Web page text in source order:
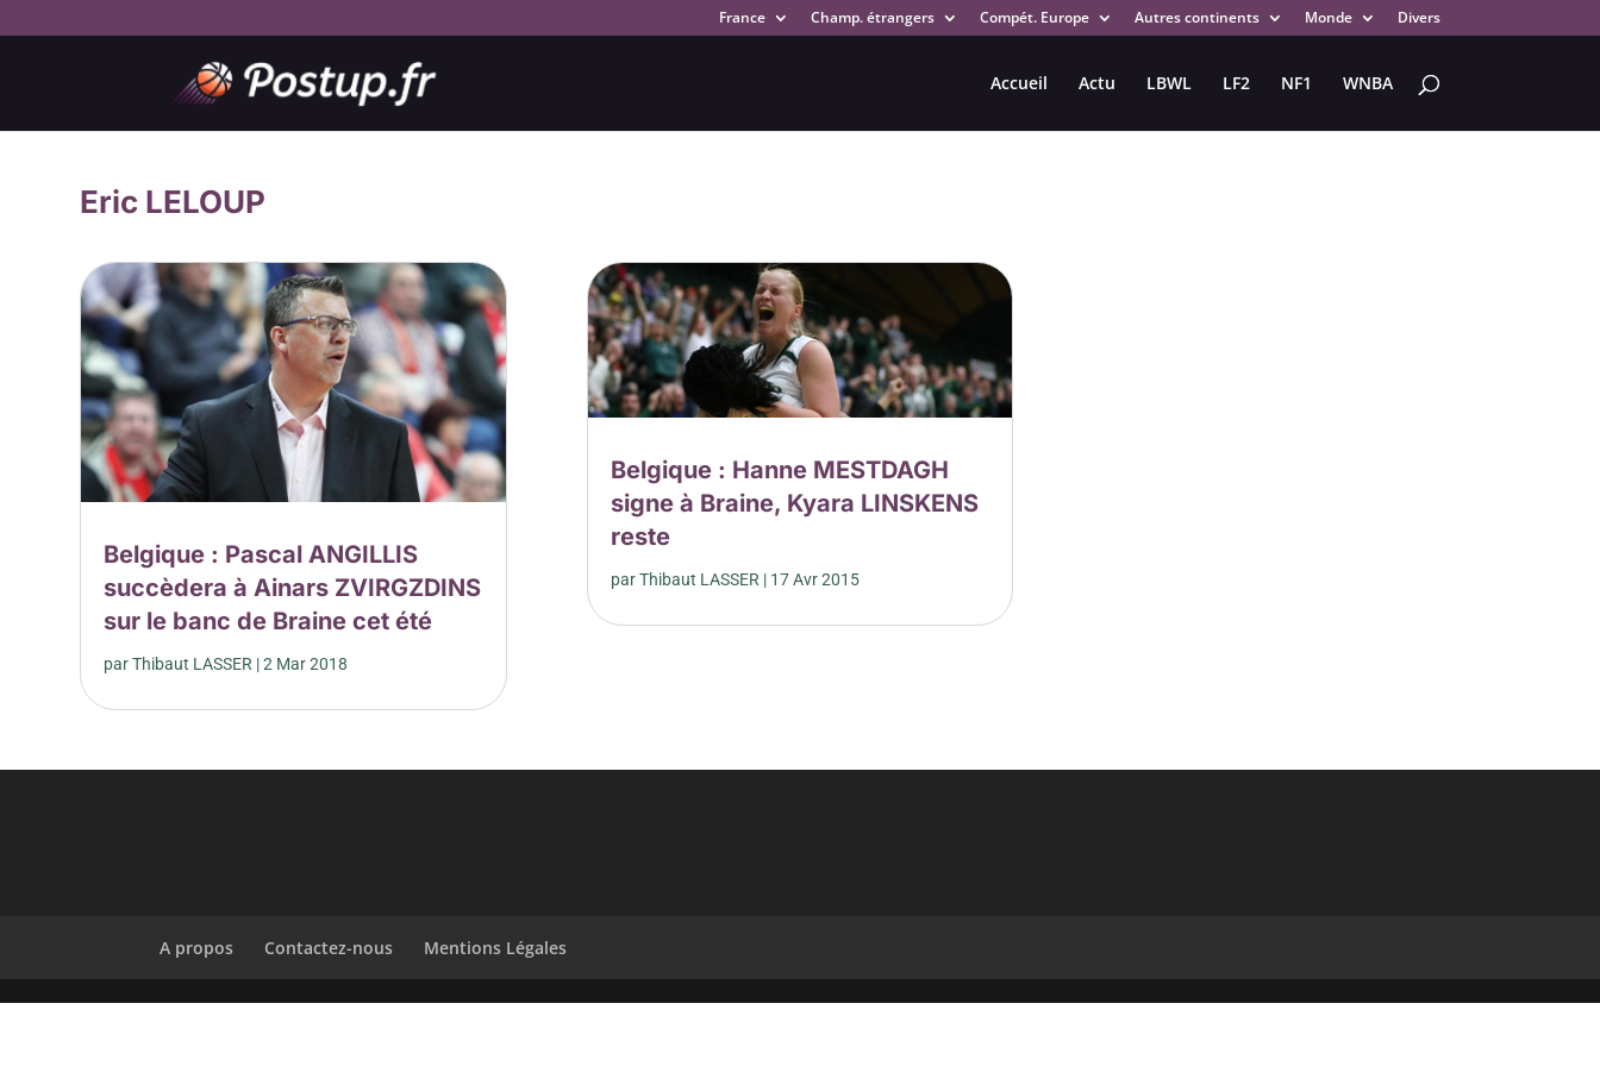
France Champ. étrangers Compét. Europe Autres continents Monde Divers
Accueil Actu LBWL LF2 NF1 WNBA
Eric LELOUP
Belgique : Pascal ANGILLIS
succèdera à Ainars ZVIRGZDINS
sur le banc de Braine cet été
parThibaut LASSER |2 Mar 2018
Belgique : Hanne MESTDAGH
signe à Braine, Kyara LINSKENS
reste
parThibaut LASSER | 17 Avr 2015
A propos Contactez-nous Mentions Légales